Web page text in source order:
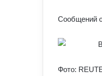
Сообщений
Фото: